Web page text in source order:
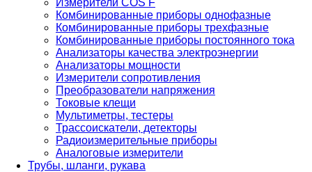
Комбинированные приборы однофазные
Комбинированные приборы трехфазные
Комбинированные приборы постоянного тока
Анализаторы качества электроэнергии
Анализаторы мощности
Измерители сопротивления
Преобразователи напряжения
Токовые клещи
Мультиметры, тестеры
Трассоискатели, детекторы
Радиоизмерительные приборы
Аналоговые измерители
Трубы, шланги, рукава